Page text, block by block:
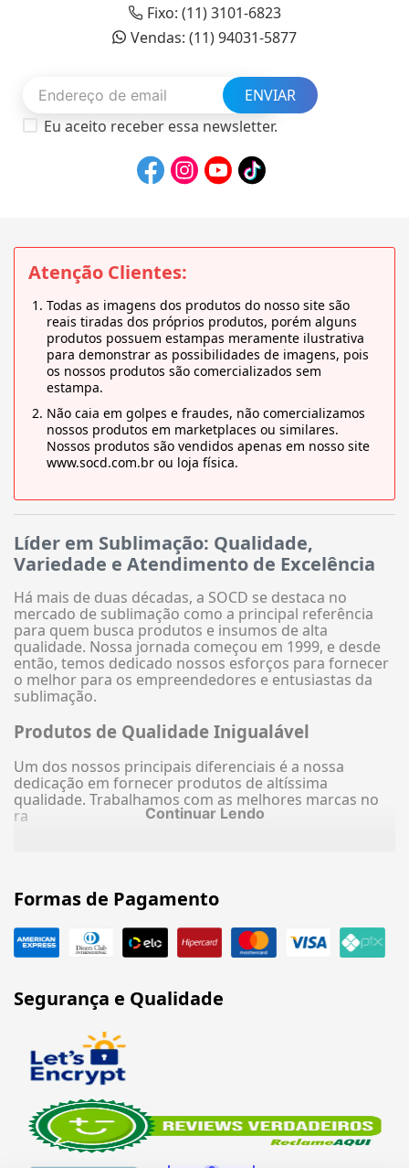
Fixo: (11) 3101-6823
Vendas: (11) 94031-5877
ENVIAR
Eu aceito receber essa newsletter.
Atenção Clientes:
Todas as imagens dos produtos do nosso site são
reais tiradas dos próprios produtos, porém alguns
produtos possuem estampas meramente ilustrativa
para demonstrar as possibilidades de imagens, pois
os nossos produtos são comercializados sem
estampa.
Não caia em golpes e fraudes, não comercializamos
nossos produtos em marketplaces ou similares.
Nossos produtos são vendidos apenas em nosso site
www.socd.com.br ou loja física.
Líder em Sublimação: Qualidade,
Variedade e Atendimento de Excelência
Há mais de duas décadas, a SOCD se destaca no
mercado de sublimação como a principal referência
para quem busca produtos e insumos de alta
qualidade. Nossa jornada começou em 1999, e desde
então, temos dedicado nossos esforços para fornecer
o melhor para os empreendedores e entusiastas da
sublimação.
Produtos de Qualidade Inigualável
Um dos nossos principais diferenciais é a nossa
dedicação em fornecer produtos de altíssima
qualidade. Trabalhamos com as melhores marcas no
ra
Continuar Lendo
Formas de Pagamento
Segurança e Qualidade